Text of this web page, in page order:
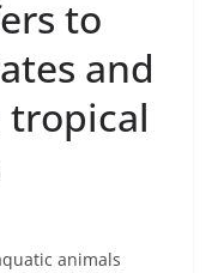
to
and
animals